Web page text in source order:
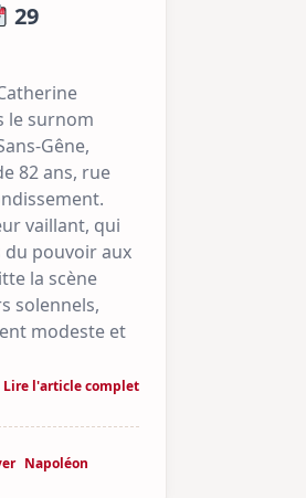
29
le surnom
Gêne,
82 ans, rue
vaillant, qui
du pouvoir aux
la scène
solennels,
modeste et
Lire l'article complet
Napoléon